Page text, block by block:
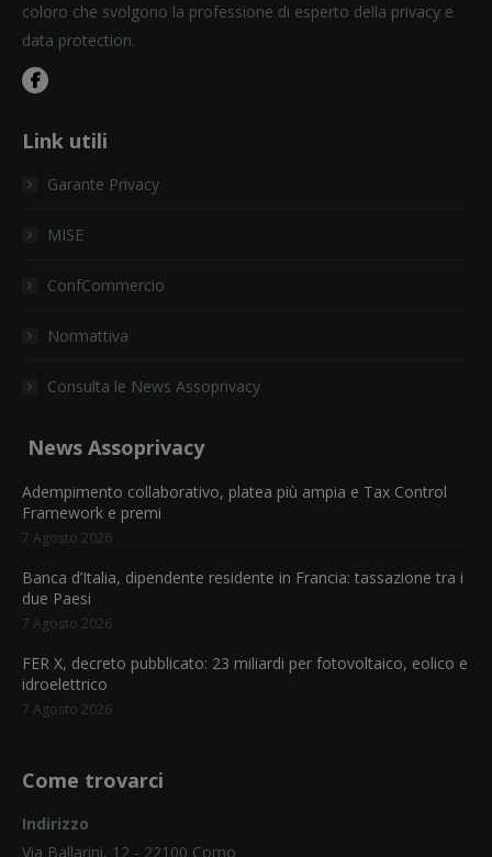
coloro che svolgono la professione di esperto della privacy e
data protection.
Link utili
Garante Privacy
MISE
ConfCommercio
Normattiva
Consulta le News Assoprivacy
News Assoprivacy
Adempimento collaborativo, platea più ampia e Tax Control
Framework e premi
7 Agosto 2026
Banca d’Italia, dipendente residente in Francia: tassazione tra i
due Paesi
7 Agosto 2026
FER X, decreto pubblicato: 23 miliardi per fotovoltaico, eolico e
idroelettrico
7 Agosto 2026
Come trovarci
Indirizzo
Via Ballarini, 12 - 22100 Como